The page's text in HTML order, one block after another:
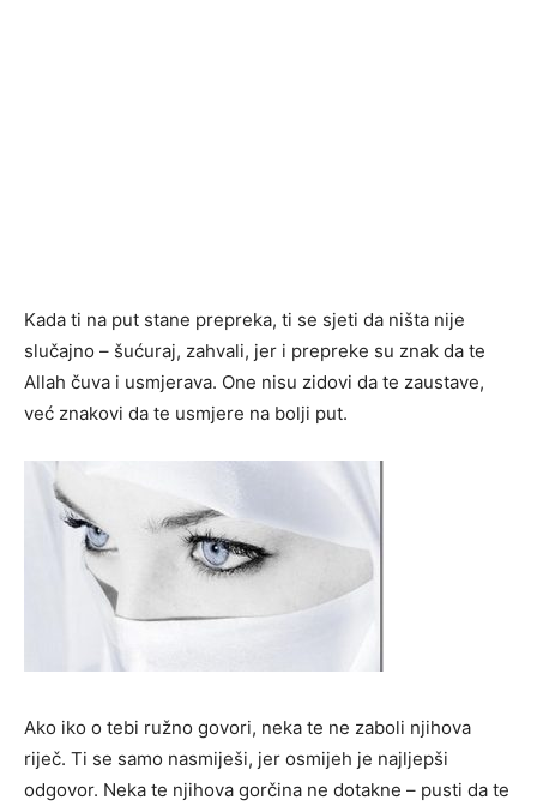
Kada ti na put stane prepreka, ti se sjeti da ništa nije
slučajno – šućuraj, zahvali, jer i prepreke su znak da te
Allah čuva i usmjerava. One nisu zidovi da te zaustave,
već znakovi da te usmjere na bolji put.
Ako iko o tebi ružno govori, neka te ne zaboli njihova
riječ. Ti se samo nasmiješi, jer osmijeh je najljepši
odgovor. Neka te njihova gorčina ne dotakne – pusti da te